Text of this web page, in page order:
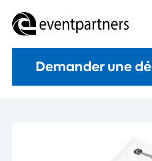
Demander une